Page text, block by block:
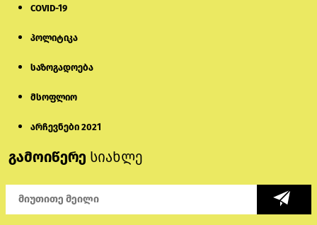
COVID-19
პოლიტიკა
საზოგადოება
მსოფლიო
არჩევნები 2021
გამოიწერე სიახლე